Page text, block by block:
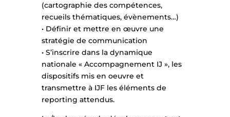
(cartographie des compétences,
recueils thématiques, évènements…)
• Définir et mettre en œuvre une
stratégie de communication
• S’inscrire dans la dynamique
nationale « Accompagnement IJ », les
dispositifs mis en oeuvre et
transmettre à IJF les éléments de
reporting attendus.